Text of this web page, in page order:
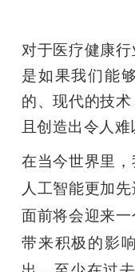
对于医疗健康
是如果我们能
的、现代的技
且创造出令人难
在当今世界里
人工智能更加
面前将会迎来
带来积极的影